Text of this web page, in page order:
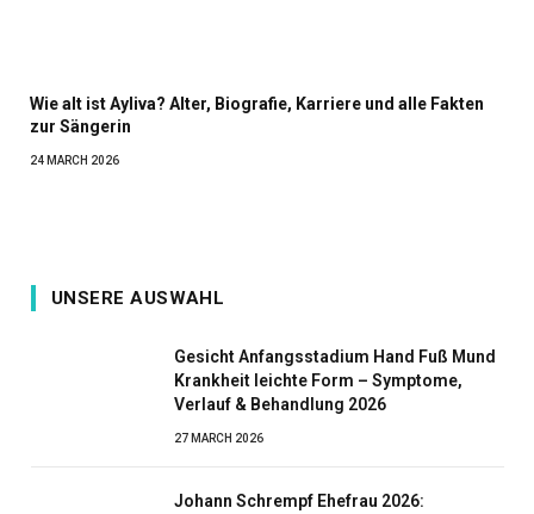
Wie alt ist Ayliva? Alter, Biografie, Karriere und alle Fakten
zur Sängerin
24 MARCH 2026
UNSERE AUSWAHL
Gesicht Anfangsstadium Hand Fuß Mund
Krankheit leichte Form – Symptome,
Verlauf & Behandlung 2026
27 MARCH 2026
Johann Schrempf Ehefrau 2026: